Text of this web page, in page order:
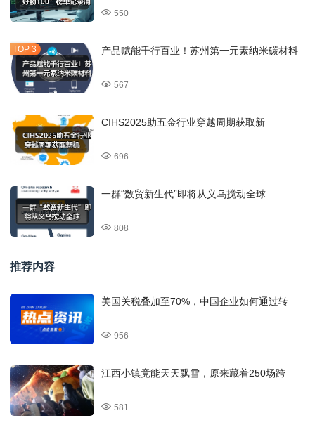
550
产品赋能千行百业！苏州第一元素纳米碳材料
567
CIHS2025助五金行业穿越周期获取新
696
一群“数贸新生代”即将从义乌搅动全球
808
推荐内容
美国关税叠加至70%，中国企业如何通过转
956
江西小镇竟能天天飘雪，原来藏着250场跨
581